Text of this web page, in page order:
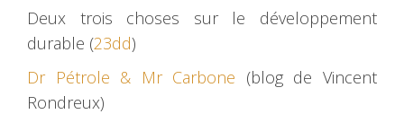
Deux trois choses sur le développement
durable (23dd)
Dr Pétrole & Mr Carbone (blog de Vincent
Rondreux)